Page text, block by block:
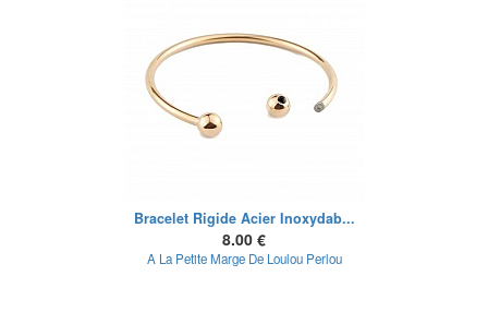
Bracelet Rigide Acier Inoxydab...
8.00 €
A La Petite Marge De Loulou Perlou